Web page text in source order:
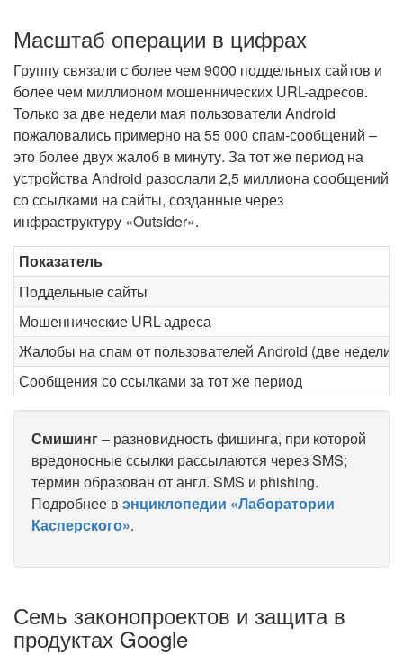
Масштаб операции в цифрах
Группу связали с более чем 9000 поддельных сайтов и
более чем миллионом мошеннических URL-адресов.
Только за две недели мая пользователи Android
пожаловались примерно на 55 000 спам-сообщений –
это более двух жалоб в минуту. За тот же период на
устройства Android разослали 2,5 миллиона сообщений
со ссылками на сайты, созданные через
инфраструктуру «Outsider».
Показатель
Поддельные сайты
Мошеннические URL-адреса
Жалобы на спам от пользователей Android (две недели
Сообщения со ссылками за тот же период
Смишинг– разновидность фишинга, при которой
вредоносные ссылки рассылаются через SMS;
термин образован от англ. SMS и phishing.
Подробнее в энциклопедии «Лаборатории
Касперского».
Семь законопроектов и защита в
продуктах Google